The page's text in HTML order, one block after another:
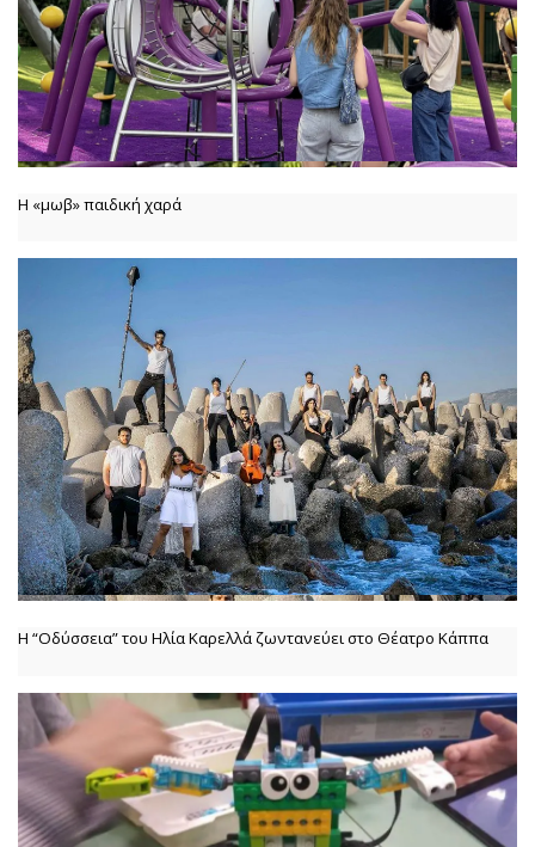
Η «μωβ» παιδική χαρά
Η “Οδύσσεια” του Ηλία Καρελλά ζωντανεύει στο Θέατρο Κάππα